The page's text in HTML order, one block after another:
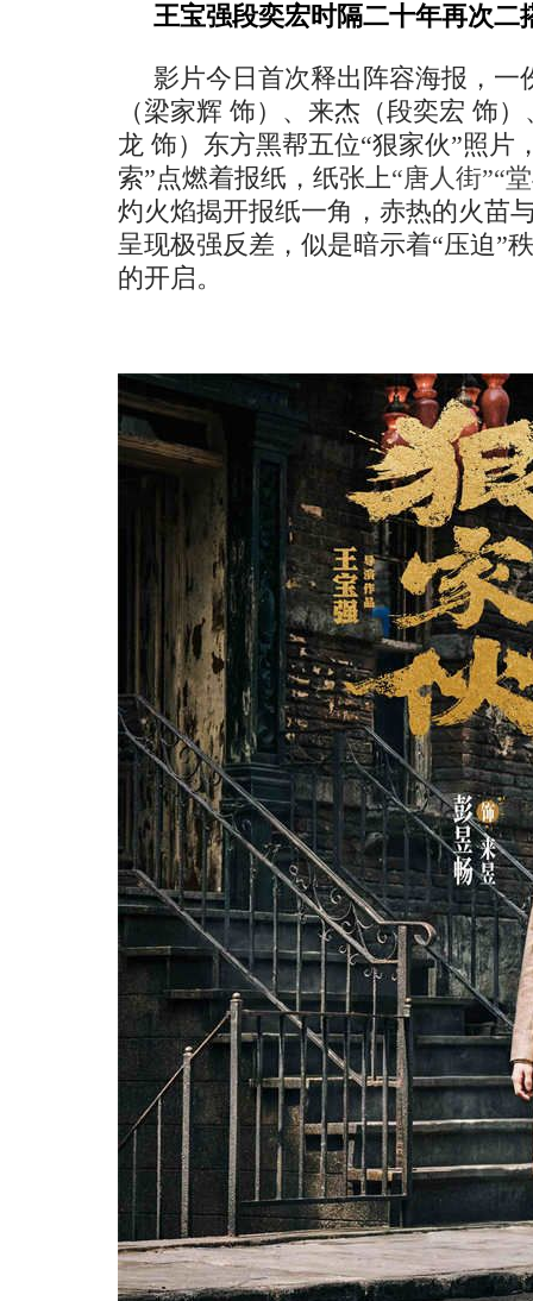
王宝强段奕宏时隔二十年再次二
影片今日首次释出阵容海报 ，
（梁家辉 饰）、来杰（段奕宏 饰）
龙 饰）东方黑帮五位“狠家伙”照片
索”点燃着报纸，纸张上“唐人街”“
灼火焰揭开报纸一角， 赤热的火苗
呈现极强反差 ，似是暗示着“压迫”
的开启。